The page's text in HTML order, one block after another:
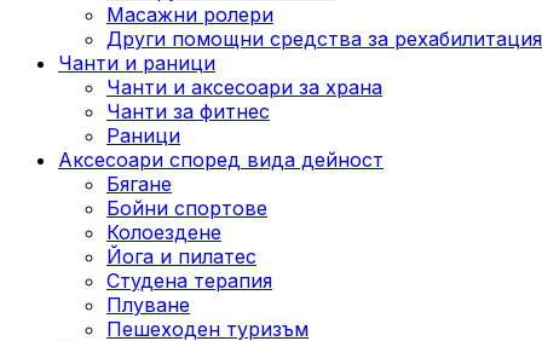
Масажни ролери
Други помощни средства за рехабилитация
Чанти и раници
Чанти и аксесоари за храна
Чанти за фитнес
Раници
Аксесоари според вида дейност
Бягане
Бойни спортове
Колоездене
Йога и пилатес
Студена терапия
Плуване
Пешеходен туризъм